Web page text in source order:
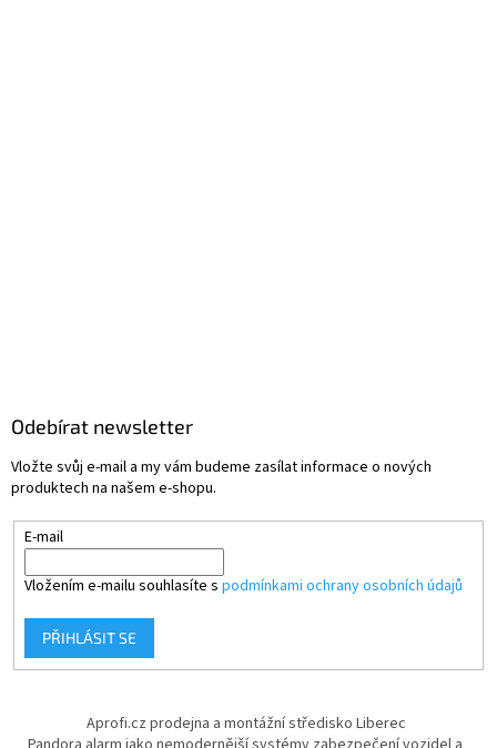
Odebírat newsletter
Vložte svůj e-mail a my vám budeme zasílat informace o nových
produktech na našem e-shopu.
E-mail
Vložením e-mailu souhlasíte s podmínkami ochrany osobních údajů
PŘIHLÁSIT SE
Aprofi.cz prodejna a montážní středisko Liberec